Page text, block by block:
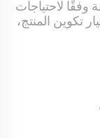
لاحتياجات
تكوين المنتج،